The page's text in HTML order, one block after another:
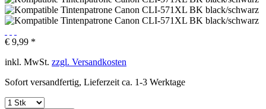
€ 9,99 *
inkl. MwSt. zzgl. Versandkosten
Sofort versandfertig, Lieferzeit ca. 1-3 Werktage